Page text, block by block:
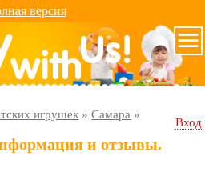
версия
игрушек »Самара »
Вход
и отзывы.